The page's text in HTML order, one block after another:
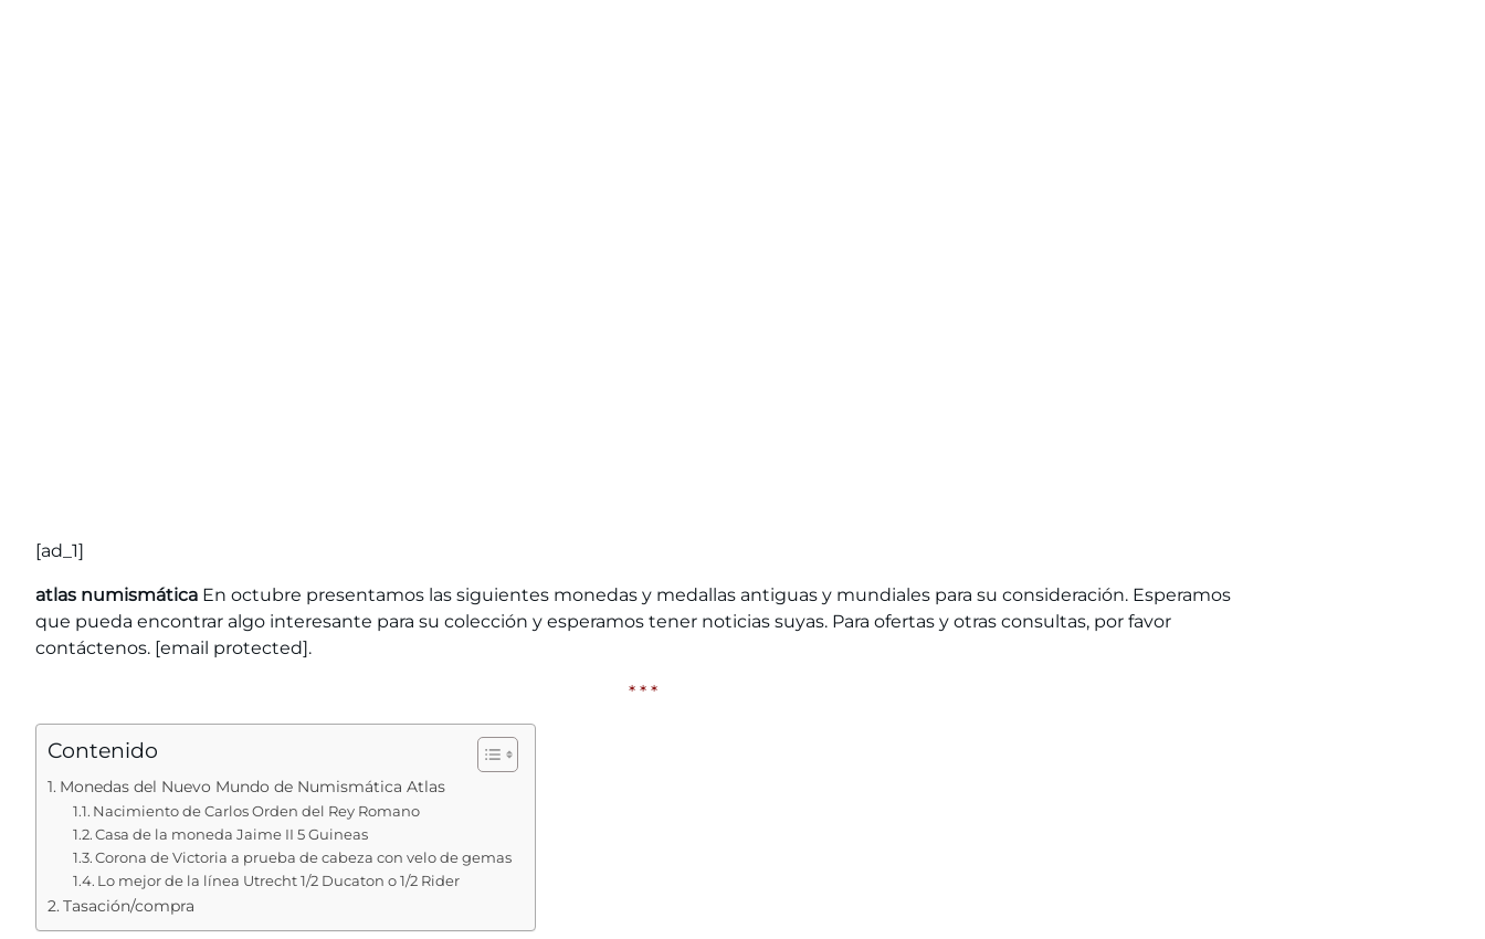
[ad_1]
atlas numismática En octubre presentamos las siguientes monedas y medallas antiguas y mundiales para su consideración. Esperamos
que pueda encontrar algo interesante para su colección y esperamos tener noticias suyas. Para ofertas y otras consultas, por favor
contáctenos. [email protected].
* * *
Contenido
Monedas del Nuevo Mundo de Numismática Atlas
Nacimiento de Carlos Orden del Rey Romano
Casa de la moneda Jaime II 5 Guineas
Corona de Victoria a prueba de cabeza con velo de gemas
Lo mejor de la línea Utrecht 1/2 Ducaton o 1/2 Rider
Tasación/compra